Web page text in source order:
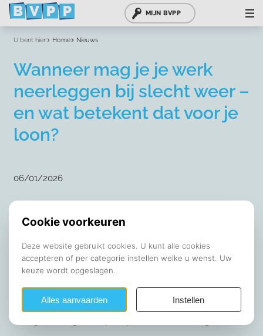
MIJN BVPP
U bent hier: Home Nieuws
Wanneer mag je je werk
neerleggen bij slecht weer –
en wat betekent dat voor je
loon?
06/01/2026
Buitenwerk - veiligheid gaat voor
Voor medewerkers die buiten werken, kunnen
veiligheid. Bij ernstige gladheid, sneeuw of aanhoudende
kou kan het werk onveilig worden, ook als je voorzichtig
bent. Is er sprake van een direct en reëel veiligheidsrisico
werk tijdelijk worden onderbroken. Meld dit altijd bij je
leidinggevende. In zo’n situatie ligt het risico bij de